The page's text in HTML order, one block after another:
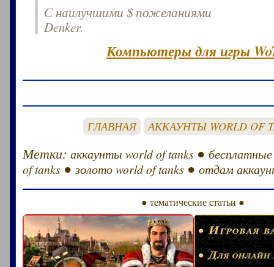
С наилучшими $ пожеланиями
Denker.
Компьютеры для игры
ГЛАВНАЯ АККАУНТЫ WORLD OF
Метки:аккаунты world of tanks ●
of tanks ●золото world of tanks ●отдам
● тематические статьи ●